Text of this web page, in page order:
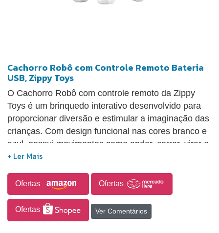
Cachorro Robô com Controle Remoto Bateria
USB, Zippy Toys
O Cachorro Robô com controle remoto da Zippy
Toys é um brinquedo interativo desenvolvido para
proporcionar diversão e estimular a imaginação das
crianças. Com design funcional nas cores branco e
azul, possui movimentos como andar, correr, virar e
latir, oferecendo uma experiência lúdica semelhante
controle remoto intuitivo facilita o comando das
ações, enquanto a bateria recarregável via USB traz
mais praticidade ao uso, dispensando a troca
frequente de pilhas. Produzido em plástico
Ofertas Ofertas
Ofertas Ver Comentários